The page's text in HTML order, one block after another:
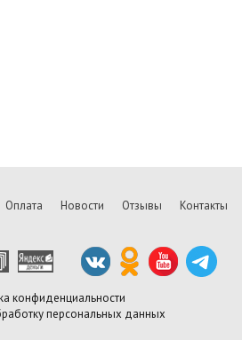
Оплата Новости Отзывы Контакты
конфиденциальности
персональных данных